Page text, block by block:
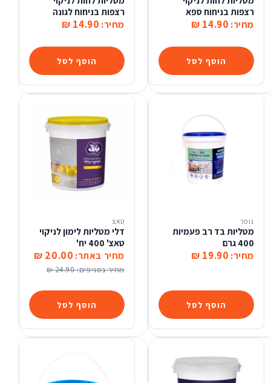
הוסף לסל
רצפות בניחוח ספא
מחיר: 14.90 ₪
הוסף לסל
רצפות בניחוח לגונה
מחיר: 14.90 ₪
הוסף לסל
נופר
מטליות בד רב פעמיות
400 גרם
מחיר: 19.90 ₪
הוסף לסל
טאצ
דלי מטליות לימון לניקוי
טאצ' 400 יח'
מחיר באתר: 20.00 ₪
מחיר בסניפים:24.90 ₪